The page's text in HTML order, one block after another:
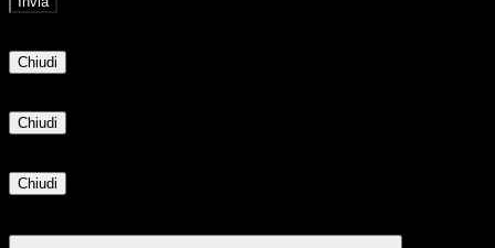
Chiudi
Chiudi
Chiudi